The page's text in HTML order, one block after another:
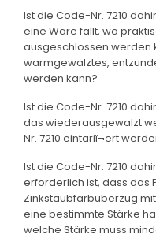
Ist die Code-Nr. 7210
eine Ware fällt, wo
ausgeschlossen werden
warmgewalztes,
werden kann?
Ist die Code-Nr. 7210
das wiederausgewalzt
Nr. 7210 eintariï¬ert
Ist die Code-Nr. 7210
erforderlich ist, dass das
Zinkstaubfarbüberzug
eine bestimmte Stärke
welche Stärke muss